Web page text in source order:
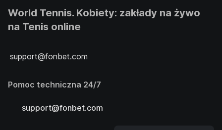
World Tennis. Kobiety: zakłady na żywo
na Tenis online
support@fonbet.com
Pomoc techniczna 24/7
support@fonbet.com